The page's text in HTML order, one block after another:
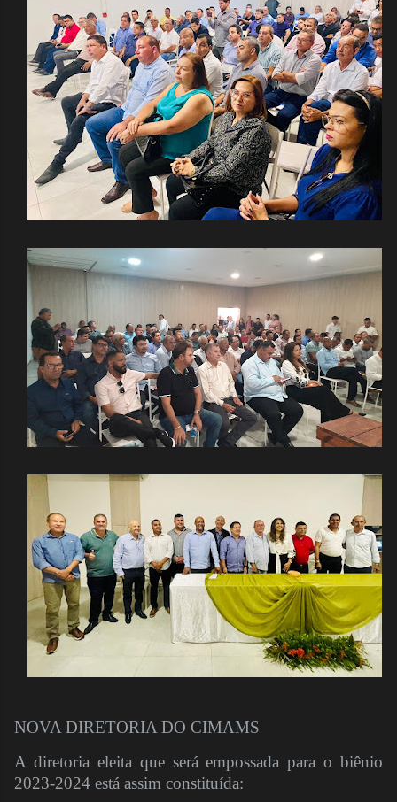
NOVA DIRETORIA DO CIMAMS
A diretoria eleita que será empossada para o biênio
2023-2024 está assim constituída: